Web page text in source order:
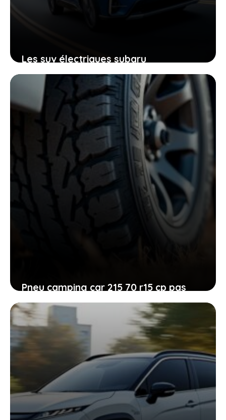
Les suv électriques subaru
d’aujourd’hui sont bien mieux que ceux
d’hier, ce que vous devez savoir avant
d’acheter
Pneu camping car 215 70 r15 cp pas
cher : un choix malin pour rouler en
toute confiance et profiter du voyage
18 juin 2026